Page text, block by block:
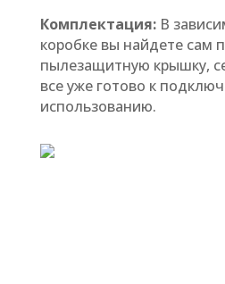
Комплектация:В
коробке вы найдете сам
пылезащитную крышку,
все уже готово к
использованию.